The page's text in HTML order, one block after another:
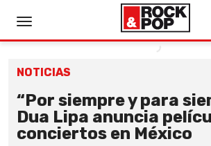
NOTICIAS
“Por siempre y para
Dua Lipa anuncia
conciertos en México